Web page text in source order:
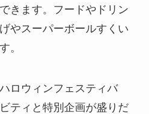
きます。フードやドリン
やスーパーボールすくい
。
ロウィンフェスティバ
ティと特別企画が盛りだ